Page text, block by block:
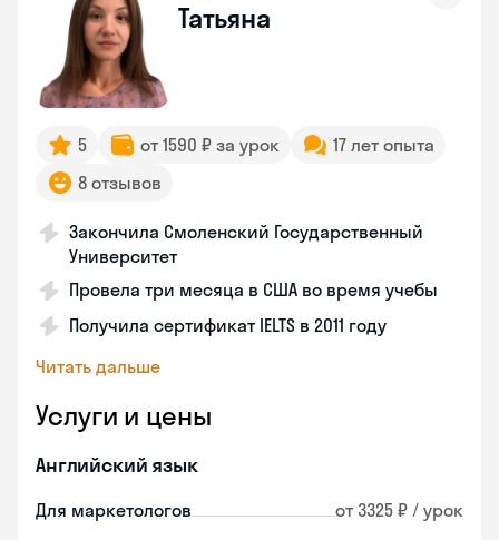
Татьяна
5 от 1590 ₽ за урок
17 лет опыта
8 отзывов
Закончила Смоленский Государственный
Университет
Провела три месяца в США во время учебы
Получила сертификат IELTS в 2011 году
Читать дальше
Услуги и цены
Английский язык
Для маркетологов от 3325 ₽ / урок